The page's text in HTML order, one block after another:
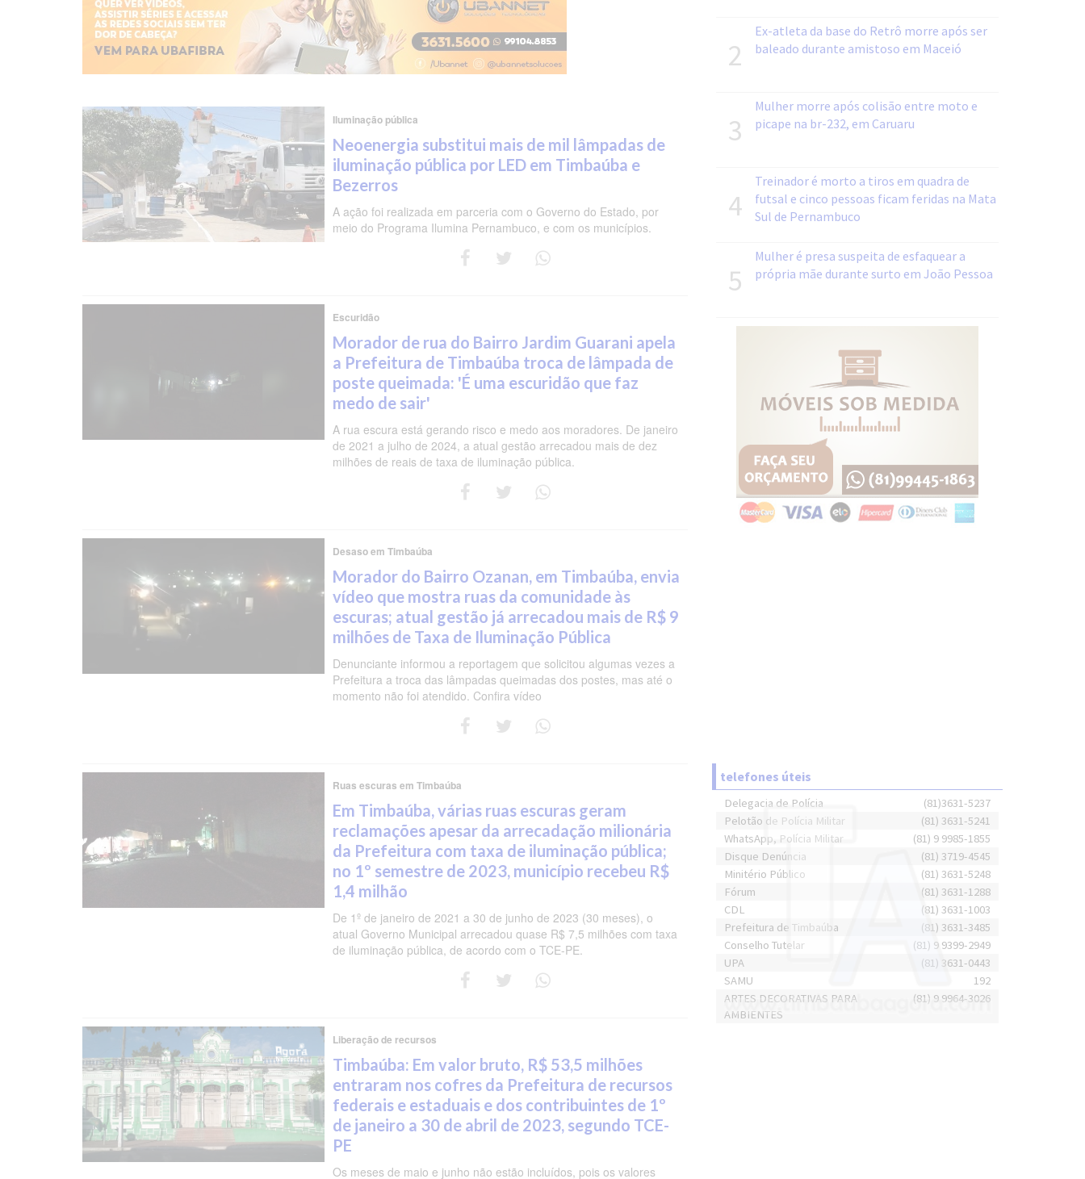
Iluminação pública
Neoenergia substitui mais de mil lâmpadas de
iluminação pública por LED em Timbaúba e
Bezerros
A ação foi realizada em parceria com o Governo do Estado, por
meio do Programa Ilumina Pernambuco, e com os municípios.
Escuridão
Morador de rua do Bairro Jardim Guarani apela
a Prefeitura de Timbaúba troca de lâmpada de
poste queimada: 'É uma escuridão que faz
medo de sair'
A rua escura está gerando risco e medo aos moradores. De janeiro
de 2021 a julho de 2024, a atual gestão arrecadou mais de dez
milhões de reais de taxa de iluminação pública.
Desaso em Timbaúba
Morador do Bairro Ozanan, em Timbaúba, envia
vídeo que mostra ruas da comunidade às
escuras; atual gestão já arrecadou mais de R$ 9
milhões de Taxa de Iluminação Pública
Denunciante informou a reportagem que solicitou algumas vezes a
Prefeitura a troca das lâmpadas queimadas dos postes, mas até o
momento não foi atendido. Confira vídeo
Ruas escuras em Timbaúba
Em Timbaúba, várias ruas escuras geram
reclamações apesar da arrecadação milionária
da Prefeitura com taxa de iluminação pública;
no 1º semestre de 2023, município recebeu R$
1,4 milhão
De 1º de janeiro de 2021 a 30 de junho de 2023 (30 meses), o
atual Governo Municipal arrecadou quase R$ 7,5 milhões com taxa
de iluminação pública, de acordo com o TCE-PE.
Liberação de recursos
Timbaúba: Em valor bruto, R$ 53,5 milhões
entraram nos cofres da Prefeitura de recursos
federais e estaduais e dos contribuintes de 1º
de janeiro a 30 de abril de 2023, segundo TCE-
PE
Os meses de maio e junho não estão incluídos, pois os valores
2
Ex-atleta da base do Retrô morre após ser
baleado durante amistoso em Maceió
3
Mulher morre após colisão entre moto e
picape na br-232, em Caruaru
4
Treinador é morto a tiros em quadra de
futsal e cinco pessoas ficam feridas na Mata
Sul de Pernambuco
5
Mulher é presa suspeita de esfaquear a
própria mãe durante surto em João Pessoa
telefones úteis
Delegacia de Polícia
(81)3631-5237
Pelotão de Polícia Militar
(81) 3631-5241
WhatsApp, Polícia Militar
(81) 9 9985-1855
Disque Denúncia
(81) 3719-4545
Minitério Público
(81) 3631-5248
Fórum
(81) 3631-1288
CDL
(81) 3631-1003
Prefeitura de Timbaúba
(81) 3631-3485
Conselho Tutelar
(81) 9 9399-2949
UPA
(81) 3631-0443
SAMU
192
ARTES DECORATIVAS PARA
AMBIENTES
(81) 9 9964-3026